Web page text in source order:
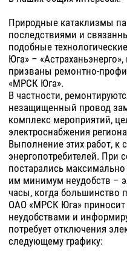
Природные катаклизмы
последствиями и
подобные
Юга» –
призваны ремонтно-
«МРСК Юга».
В частности,
незащищенный провод
комплекс мероприятий,
электроснабжения
Выполнение этих работ,
энергопотребителей. При
постарались
им минимум неудобств –
часы, когда большинство
ОАО «МРСК Юга»
неудобствами и
потребует отключения
следующему графику: